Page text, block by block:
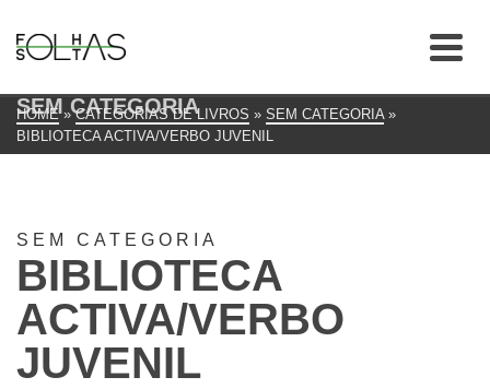
SEM CATEGORIA
HOME » CATEGORIAS DE LIVROS » SEM CATEGORIA »
BIBLIOTECA ACTIVA/VERBO JUVENIL
SEM CATEGORIA
BIBLIOTECA
ACTIVA/VERBO
JUVENIL